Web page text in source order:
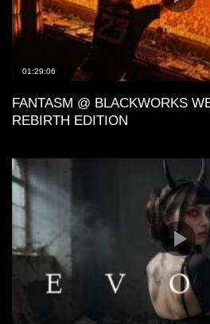
01:29:06
FANTASM @ BLACKWORKS
REBIRTH EDITION